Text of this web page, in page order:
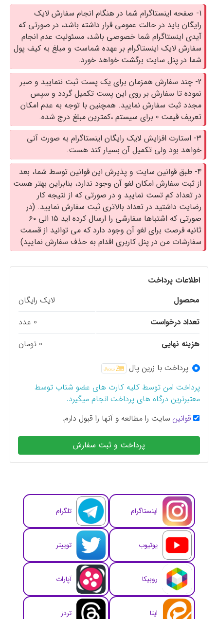
1- صفحه اینستاگرام شما در هنگام انجام سفارش لایک
رایگان باید در حالت عمومی قرار داشته باشد، در صورتی که
آیدی اینستاگرام شما خصوصی باشد، مسئولیت عدم انجام
سفارش لایک اینستاگرام بر عهده شماست و مبلغ به کیف پول
شما در پنل سایت برگشت خواهد خورد.
2- چند سفارش همزمان برای یک پست ثبت ننمایید و صبر
نموده تا سفارش بر روی این پست تکمیل گردد و سپس
مجدد ثبت سفارش نمایید. همچنین با توجه به عدم امکان
تعریف قیمت 0 برای سیستم ،کمترین مبلغ درج شده.
3- استارت افزایش لایک رایگان اینستاگرام به صورت آنی
خواهد بود ولی تکمیل آن بسیار کند هست.
4- طبق قوانین سایت و پذیرش این قوانین توسط شما، بعد
از ثبت سفارش امکان لغو آن وجود ندارد، بنابراین بهتر هست
در تعداد کم تست نمایید و در صورتی که از نتیجه کار
رضایت داشتید در تعداد بالاتری ثبت سفارش نمایید. (در
صورتی که اشتباها سفارشی را ارسال کرده اید ۱۵ الی ۶۰
ثانیه فرصت برای لغو آن وجود دارد که می توانید از قسمت
سفارشات من در پنل کاربری اقدام به حذف سفارش نمایید)
اطلاعات پرداخت
محصول
لایک رایگان
تعداد درخواست
0 عدد
هزینه نهایی
0 تومان
پرداخت با زرین پال
پرداخت امن توسط کلیه کارت های عضو شتاب توسط
معتبرترین درگاه های پرداخت انجام میگیرد.
قوانین سایت را مطالعه و آنها را قبول دارم.
پرداخت و ثبت سفارش
اینستاگرام تلگرام
یوتیوب توییتر
روبیکا آپارات
ایتا تردز